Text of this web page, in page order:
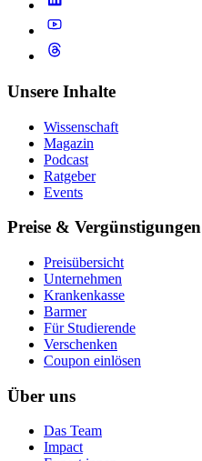
Unsere Inhalte
Wissenschaft
Magazin
Podcast
Ratgeber
Events
Preise & Vergünstigungen
Preisübersicht
Unternehmen
Krankenkasse
Barmer
Für Studierende
Ver­schen­ken
Coupon einlösen
Über uns
Das Team
Impact